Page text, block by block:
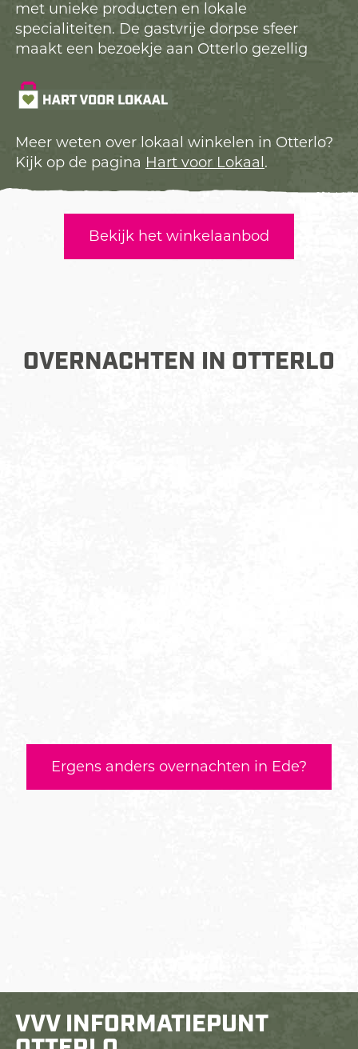
met unieke producten en lokale
specialiteiten. De gastvrije dorpse sfeer
maakt een bezoekje aan Otterlo gezellig
Meer weten over lokaal winkelen in Otterlo?
Kijk op de pagina Hart voor Lokaal .
Bekijk het winkelaanbod
OVERNACHTEN IN OTTERLO
Ergens anders overnachten in Ede?
VVV INFORMATIEPUNT